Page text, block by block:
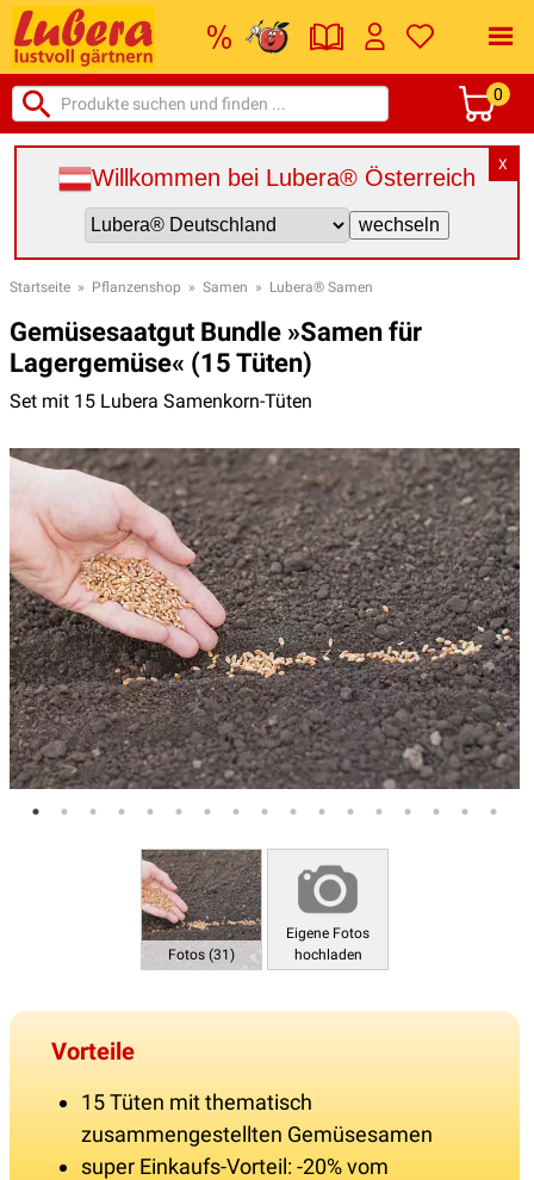
0
X
Willkommen bei Lubera® Österreich
Startseite » Pflanzenshop » Samen » Lubera® Samen
Gemüsesaatgut Bundle »Samen für
Lagergemüse« (15 Tüten)
Set mit 15 Lubera Samenkorn-Tüten
Fotos (31)
Eigene Fotos
hochladen
Vorteile
15 Tüten mit thematisch
zusammengestellten Gemüsesamen
super Einkaufs-Vorteil: -20% vom